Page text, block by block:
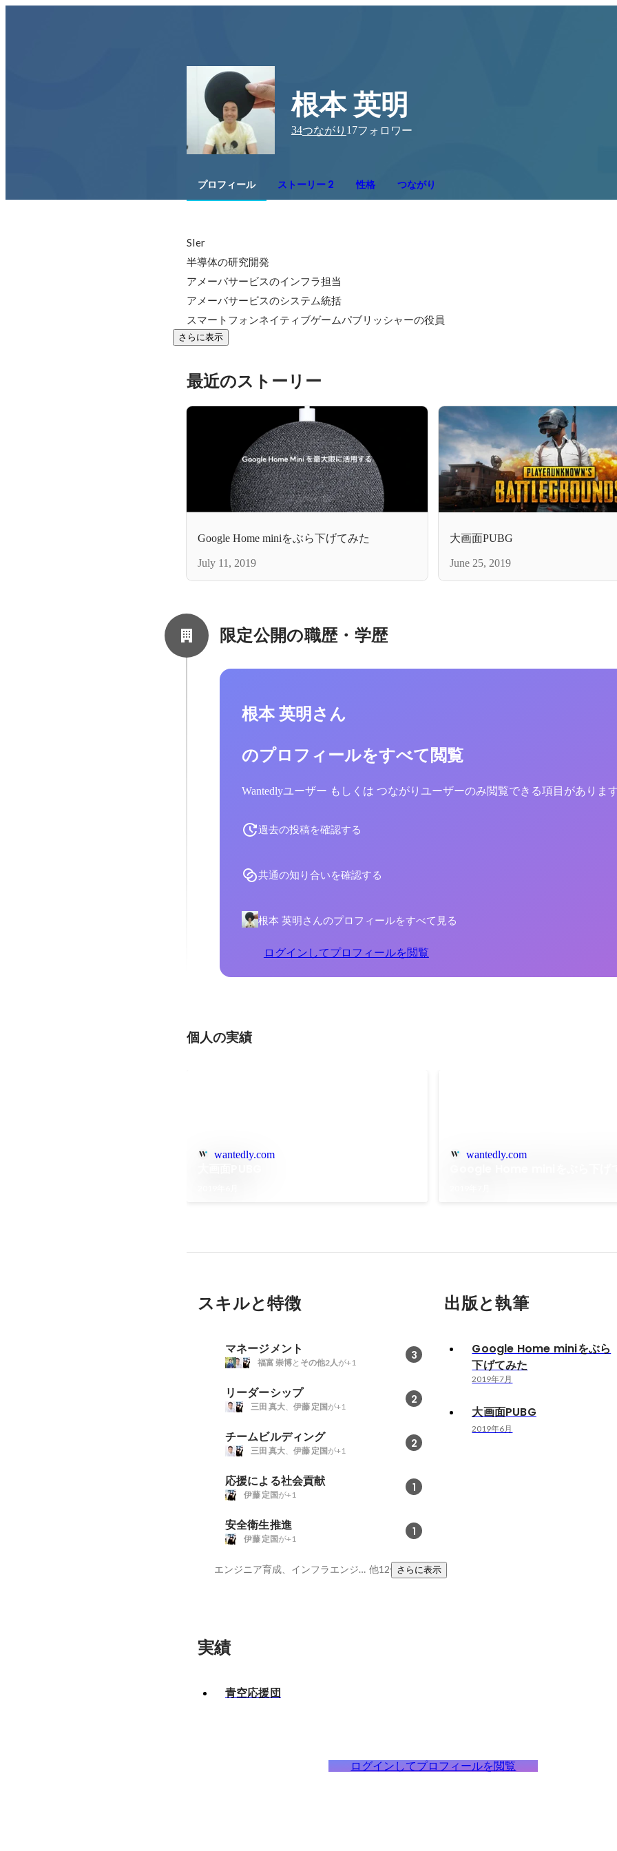
根本 英明
34つながり 17フォロワー
プロフィール ストーリー 2 性格 つながり
SIer
半導体の研究開発
アメーバサービスのインフラ担当
アメーバサービスのシステム統括
スマートフォンネイティブゲームパブリッシャーの役員
さらに表示
最近のストーリー
Google Home miniをぶら下げてみた
July 11, 2019
大画面PUBG
June 25, 2019
限定公開の職歴・学歴
根本 英明さん
のプロフィールをすべて閲覧
Wantedlyユーザー もしくは つながりユーザーのみ閲覧できる項目がありま
過去の投稿を確認する
共通の知り合いを確認する
根本 英明さんのプロフィールをすべて見る
ログインしてプロフィールを閲覧
個人の実績
wantedly.com wantedly.com
スキルと特徴
マネージメント 3
福富 崇博と その他2人が+1
リーダーシップ 2
三田 真大、 伊藤 定国 が+1
チームビルディング 2
三田 真大、 伊藤 定国 が+1
応援による社会貢献 1
伊藤 定国 が+1
安全衛生推進 1
伊藤 定国 が+1
エンジニア育成、インフラエンジニア、Nginx 他12件さらに表示
出版と執筆
Google Home miniをぶら
下げてみた
2019年7月
大画面PUBG
2019年6月
実績
青空応援団
ログインしてプロフィールを閲覧